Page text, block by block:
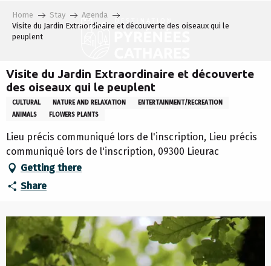
contenu
Home Stay
Agenda
Visite du Jardin Extraordinaire et découverte des oiseaux qui le
peuplent
Visite du Jardin Extraordinaire et découverte
des oiseaux qui le peuplent
CULTURAL NATURE AND RELAXATION
ENTERTAINMENT/RECREATION
ANIMALS
FLOWERS PLANTS
Lieu précis communiqué lors de l'inscription, Lieu précis
communiqué lors de l'inscription, 09300 Lieurac
Getting there
Share